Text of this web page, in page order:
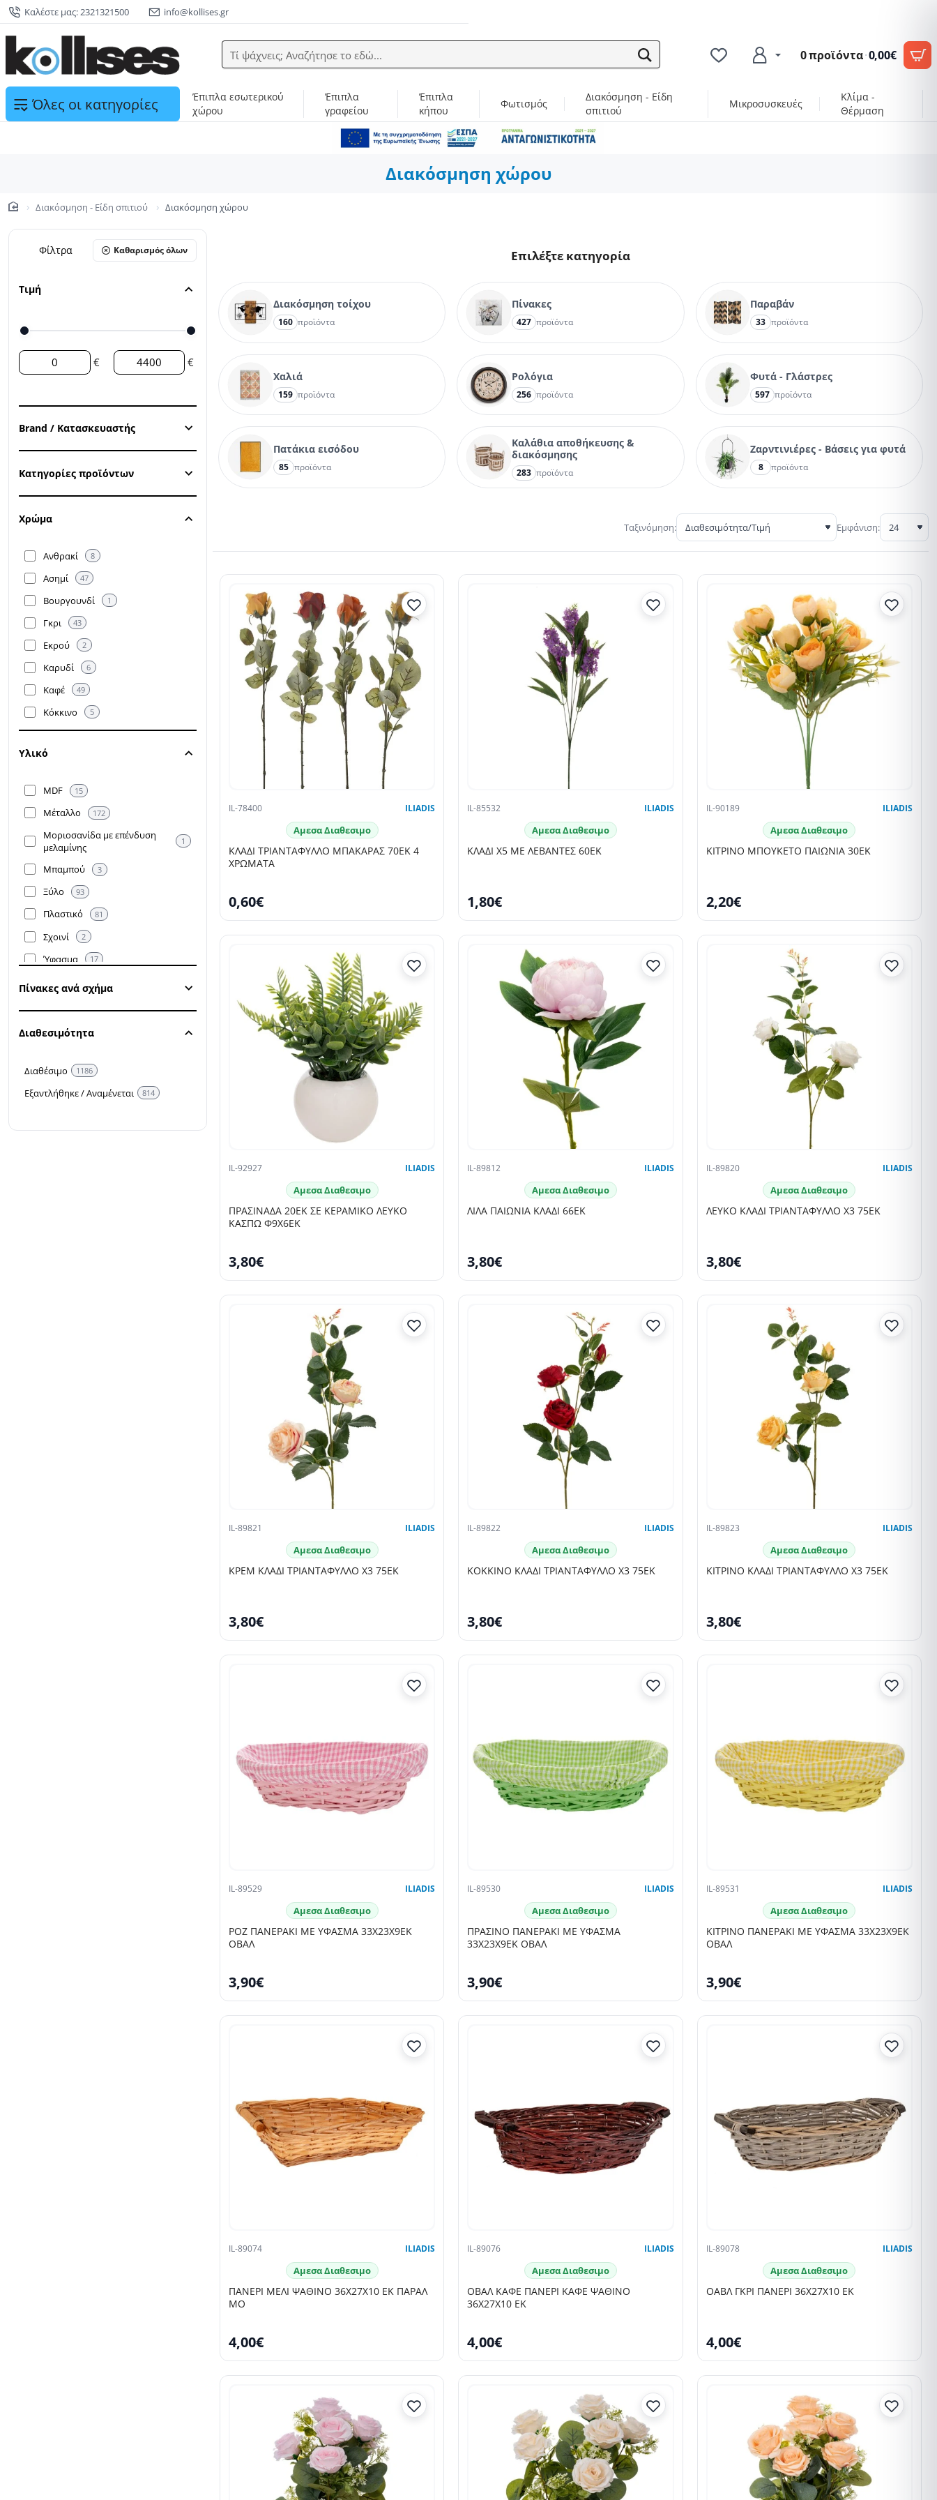
Καλέστε μας: 2321321500 info@kollises.gr
Τί ψάχνεις; Αναζήτησε το εδώ... 0 προϊόντα·0,00€
Όλες οι κατηγορίες
Έπιπλα εσωτερικού
χώρου
Έπιπλα
γραφείου
Έπιπλα
κήπου
Φωτισμός
Διακόσμηση - Είδη
σπιτιού
Μικροσυσκευές
Κλίμα -
Θέρμαση
Διακόσμηση χώρου
Διακόσμηση - Είδη σπιτιού Διακόσμηση χώρου
Φίλτρα Καθαρισμός όλων
Τιμή
€ €
Brand / Κατασκευαστής
Κατηγορίες προϊόντων
Χρώμα
Ανθρακί 8
Ασημί 47
Βουργουνδί 1
Γκρι 43
Εκρού 2
Καρυδί 6
Καφέ 49
Κόκκινο 5
Κρέμ 1
Λευκό
Μπρονζέ
Μωβ 1
Πετρόλ 1
Πράσινο 8
Ροζ
Φυσικό/Oξιά
Υλικό
MDF 15
Μέταλλο 172
Μοριοσανίδα με επένδυση
μελαμίνης
1
Μπαμπού 3
Ξύλο 93
Πλαστικό 81
Σχοινί 2
Ύφασμα 17
Πίνακες ανά σχήμα
Διαθεσιμότητα
Διαθέσιμο 1186
Εξαντλήθηκε / Αναμένεται 814
Επιλέξτε κατηγορία
Διακόσμηση τοίχου
160 προϊόντα
Πίνακες
427 προϊόντα
Παραβάν
33 προϊόντα
Χαλιά
159 προϊόντα
Ρολόγια
256 προϊόντα
Φυτά - Γλάστρες
597 προϊόντα
Πατάκια εισόδου
85 προϊόντα
Καλάθια αποθήκευσης &
διακόσμησης
283 προϊόντα
Ζαρντινιέρες - Βάσεις για φυτά
8 προϊόντα
Ταξινόμηση: Εμφάνιση:
IL-78400 ILIADIS
Αμεσα Διαθεσιμο
ΚΛΑΔΙ ΤΡΙΑΝΤΑΦΥΛΛΟ ΜΠΑΚΑΡΑΣ 70EK 4
ΧΡΩΜΑΤΑ
0,60€
IL-85532 ILIADIS
Αμεσα Διαθεσιμο
ΚΛΑΔΙ Χ5 ΜΕ ΛΕΒΑΝΤΕΣ 60ΕΚ
1,80€
IL-90189 ILIADIS
Αμεσα Διαθεσιμο
ΚΙΤΡΙΝΟ ΜΠΟΥΚΕΤΟ ΠΑΙΩΝΙΑ 30ΕΚ
2,20€
IL-92927 ILIADIS
Αμεσα Διαθεσιμο
ΠΡΑΣΙΝΑΔΑ 20ΕΚ ΣΕ ΚΕΡΑΜΙΚΟ ΛΕΥΚΟ
ΚΑΣΠΩ Φ9Χ6ΕΚ
3,80€
IL-89812 ILIADIS
Αμεσα Διαθεσιμο
ΛΙΛΑ ΠΑΙΩΝΙΑ ΚΛΑΔΙ 66ΕΚ
3,80€
IL-89820 ILIADIS
Αμεσα Διαθεσιμο
ΛΕΥΚΟ ΚΛΑΔΙ ΤΡΙΑΝΤΑΦΥΛΛΟ Χ3 75ΕΚ
3,80€
IL-89821 ILIADIS
Αμεσα Διαθεσιμο
ΚΡΕΜ ΚΛΑΔΙ ΤΡΙΑΝΤΑΦΥΛΛΟ Χ3 75ΕΚ
3,80€
IL-89822 ILIADIS
Αμεσα Διαθεσιμο
ΚΟΚΚΙΝΟ ΚΛΑΔΙ ΤΡΙΑΝΤΑΦΥΛΛΟ Χ3 75ΕΚ
3,80€
IL-89823 ILIADIS
Αμεσα Διαθεσιμο
ΚΙΤΡΙΝΟ ΚΛΑΔΙ ΤΡΙΑΝΤΑΦΥΛΛΟ Χ3 75ΕΚ
3,80€
IL-89529 ILIADIS
Αμεσα Διαθεσιμο
ΡΟΖ ΠΑΝΕΡΑΚΙ ΜΕ ΥΦΑΣΜΑ 33Χ23Χ9ΕΚ
ΟΒΑΛ
3,90€
IL-89530 ILIADIS
Αμεσα Διαθεσιμο
ΠΡΑΣΙΝΟ ΠΑΝΕΡΑΚΙ ΜΕ ΥΦΑΣΜΑ
33Χ23Χ9ΕΚ ΟΒΑΛ
3,90€
IL-89531 ILIADIS
Αμεσα Διαθεσιμο
ΚΙΤΡΙΝΟ ΠΑΝΕΡΑΚΙ ΜΕ ΥΦΑΣΜΑ 33Χ23Χ9ΕΚ
ΟΒΑΛ
3,90€
SELLING FAST
IL-89074 ILIADIS
Αμεσα Διαθεσιμο
ΠΑΝΕΡΙ ΜΕΛΙ ΨΑΘΙΝΟ 36X27X10 ΕΚ ΠΑΡΑΛ
ΜΟ
4,00€
SELLING FAST
IL-89076 ILIADIS
Αμεσα Διαθεσιμο
ΟΒΑΛ ΚΑΦΕ ΠΑΝΕΡΙ ΚΑΦΕ ΨΑΘΙΝΟ
36X27X10 ΕΚ
4,00€
IL-89078 ILIADIS
Αμεσα Διαθεσιμο
ΟΑΒΛ ΓΚΡΙ ΠΑΝΕΡΙ 36X27X10 ΕΚ
4,00€